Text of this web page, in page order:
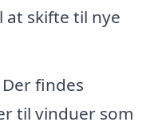
skifte til nye
Der findes
til vinduer som